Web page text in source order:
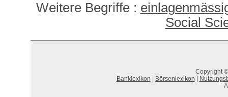
Weitere Begriffe :
Social
Copyright
Banklexikon
Börsenlexikon